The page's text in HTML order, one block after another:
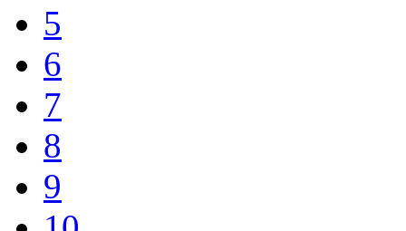
5
6
7
8
9